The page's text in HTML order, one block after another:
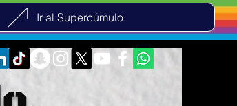
Ir al Supercúmulo.